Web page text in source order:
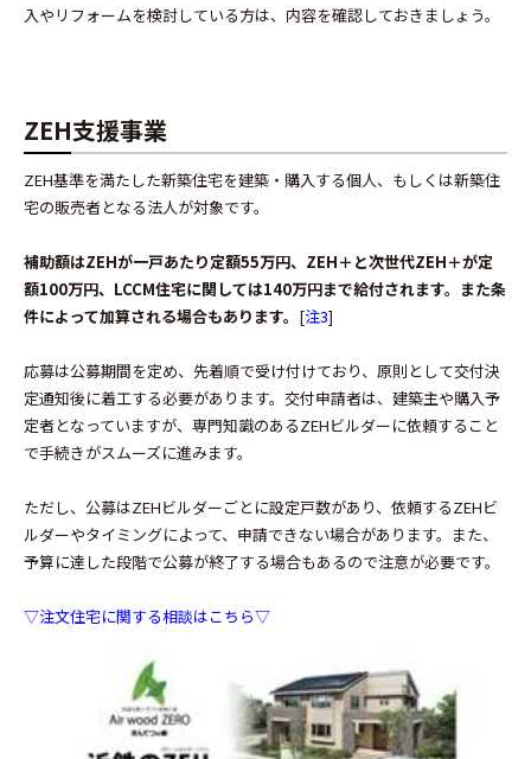
入やリフォームを検討している方は、内容を確認しておきましょう。
ZEH支援事業
ZEH基準を満たした新築住宅を建築・購入する個人、もしくは新築住
宅の販売者となる法人が対象です。
補助額はZEHが一戸あたり定額55万円、ZEH＋と次世代ZEH＋が定
額100万円、LCCM住宅に関しては140万円まで給付されます。また条
件によって加算される場合もあります。 [注3]
応募は公募期間を定め、先着順で受け付けており、原則として交付決
定通知後に着工する必要があります。交付申請者は、建築主や購入予
定者となっていますが、専門知識のあるZEHビルダーに依頼すること
で手続きがスムーズに進みます。
ただし、公募はZEHビルダーごとに設定戸数があり、依頼するZEHビ
ルダーやタイミングによって、申請できない場合があります。また、
予算に達した段階で公募が終了する場合もあるので注意が必要です。
▽注文住宅に関する相談はこちら▽